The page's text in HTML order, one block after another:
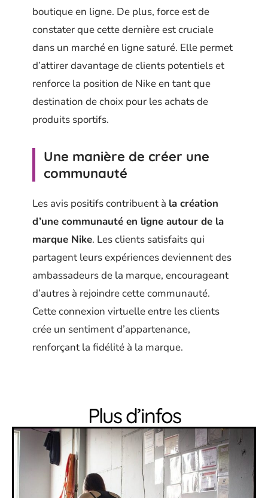
boutique en ligne. De plus, force est de
constater que cette dernière est cruciale
dans un marché en ligne saturé. Elle permet
d’attirer davantage de clients potentiels et
renforce la position de Nike en tant que
destination de choix pour les achats de
produits sportifs.
Une manière de créer une
communauté
Les avis positifs contribuent à la création
d’une communauté en ligne autour de la
marque Nike. Les clients satisfaits qui
partagent leurs expériences deviennent des
ambassadeurs de la marque, encourageant
d’autres à rejoindre cette communauté.
Cette connexion virtuelle entre les clients
crée un sentiment d’appartenance,
renforçant la fidélité à la marque.
Plus d’infos